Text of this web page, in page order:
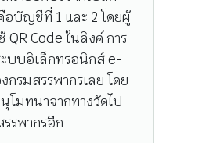
บัญชีที่ 1 และ 2 โดยผู้
QR Code ในลิงค์ การ
ะบบอิเล็กทรอนิกส์ e-
กรมสรรพากรเลย โดย
โมทนาจากทางวัดไป
รพากรอีก